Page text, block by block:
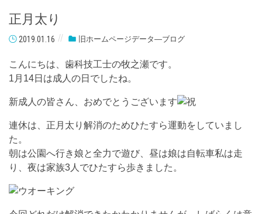
正月太り
2019.01.16 旧ホームページデータ―ブログ
こんにちは、歯科技工士の牧之瀬です。
1 月 14日は成人の日でしたね。
新成人の皆さん、おめでとうございます
連休は、正月太り解消のためひたすら運動をしていまし
た。
朝は公園へ行き娘と全力で遊び、昼は娘は自転車私は走
り、 夜は家族3 人でひたすら歩きました。